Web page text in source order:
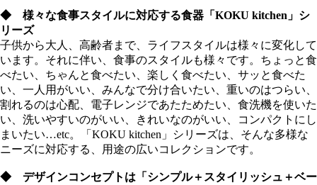
◆ 様々な食事スタイルに対応する食器「KOKU kitchen」シ
リーズ
子供から大人、高齢者まで、ライフスタイルは様々に変化して
います。それに伴い、食事のスタイルも様々です。ちょっと食
べたい、ちゃんと食べたい、楽しく食べたい、サッと食べた
い、一人用がいい、みんなで分け合いたい、重いのはつらい、
割れるのは心配、電子レンジであたためたい、食洗機を使いた
い、洗いやすいのがいい、きれいなのがいい、コンパクトにし
まいたい…etc。「KOKU kitchen」シリーズは、そんな多様な
ニーズに対応する、用途の広いコレクションです。
◆ デザインコンセプトは「シンプル＋スタイリッシュ＋ベー